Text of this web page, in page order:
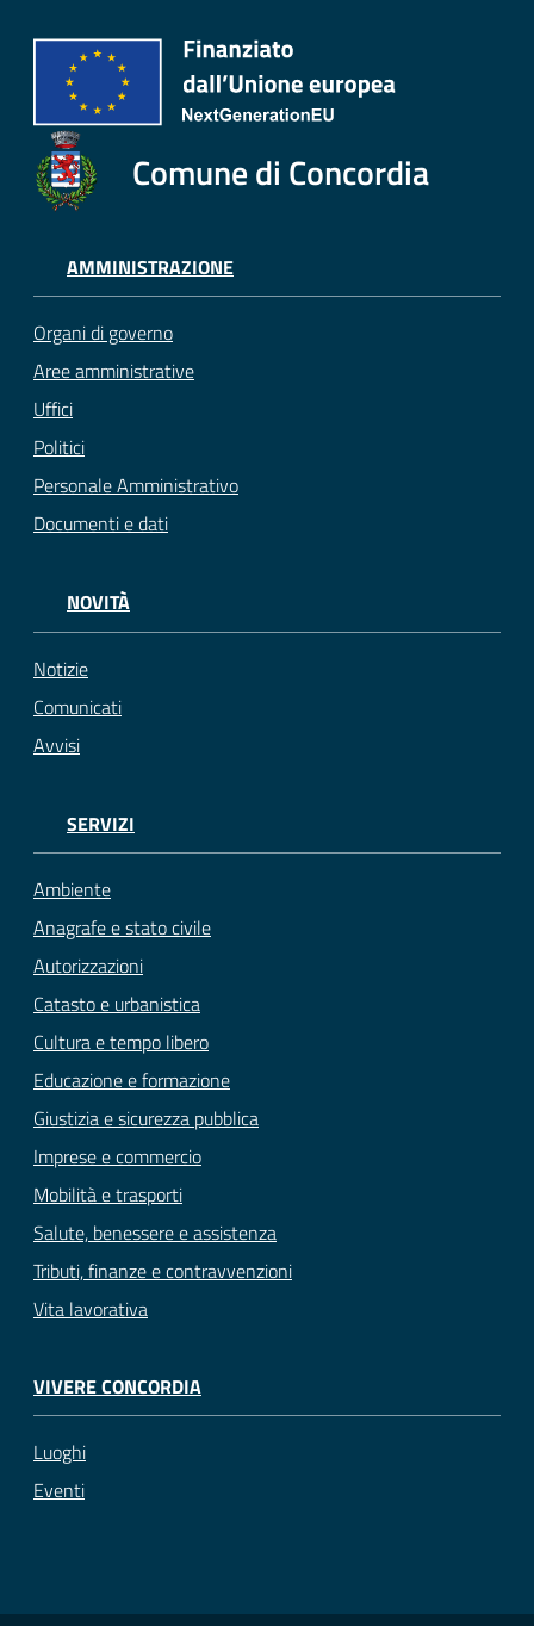
Comune di Concordia
AMMINISTRAZIONE
Organi di governo
Aree amministrative
Uffici
Politici
Personale Amministrativo
Documenti e dati
NOVITÀ
Notizie
Comunicati
Avvisi
SERVIZI
Ambiente
Anagrafe e stato civile
Autorizzazioni
Catasto e urbanistica
Cultura e tempo libero
Educazione e formazione
Giustizia e sicurezza pubblica
Imprese e commercio
Mobilità e trasporti
Salute, benessere e assistenza
Tributi, finanze e contravvenzioni
Vita lavorativa
VIVERE CONCORDIA
Luoghi
Eventi